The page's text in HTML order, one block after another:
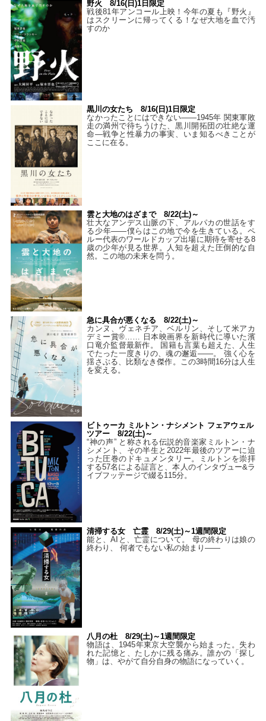
野火 8/16(日)1日限定
戦後81年アンコール上映！今年の夏も『野火』
はスクリーンに帰ってくる！なぜ大地を血で汚
すのか
黒川の女たち 8/16(日)1日限定
なかったことにはできない——1945年 関東軍敗
走の満州で待ちうけた、黒川開拓団の壮絶な運
命―戦争と性暴力の事実、いま知るべきことが
ここに在る。
雲と大地のはざまで 8/22(土)～
壮大なアンデス山脈の下、アルパカの世話をす
る少年――僕らはこの地で今を生きている。ペ
ルー代表のワールドカップ出場に期待を寄せる8
歳の少年が見る世界。人知を超えた圧倒的な自
然。この地の未来を問う。
急に具合が悪くなる 8/22(土)～
カンヌ、ヴェネチア、ベルリン、そして米アカ
デミー賞®…… 日本映画界を新時代に導いた濱
口竜介監督最新作。 国籍も言葉も超えた、人生
でたった一度きりの、魂の邂逅――。 強く心を
揺さぶる、比類なき傑作。この3時間16分は人生
を変える。
ビトゥーカ ミルトン・ナシメント フェアウェル
ツアー 8/22(土)～
“神の声” と称される伝説的音楽家ミルトン・ナ
シメント、その半生と2022年最後のツアーに迫
った圧巻のドキュメンタリー。ミルトンを崇拝
する57名による証言と、本人のインタヴュー&ラ
イブフッテージで綴る115分。
清掃する女 亡霊 8/29(土)～1週間限定
能と、AIと、亡霊について。 母の終わりは娘の
終わり、 何者でもない私の始まり――
八月の杜 8/29(土)～1週間限定
物語は、1945年東京大空襲から始まった。失わ
れた記憶と、たしかに残る痛み。誰かの「探し
物」は、やがて自分自身の物語になっていく。